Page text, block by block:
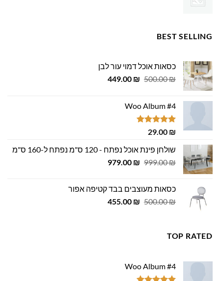
BEST SELLING
כסאות אוכל דמוי עור לבן
500.00₪
המחיר
500.00 ₪.
449.00 ₪
המחיר
Woo Album #4
דורג5.00
29.00 ₪
שולחן פינת אוכל נפתח - 120 ס"מ נפתח ל-160 ס"מ
999.00₪
המחיר
999.00 ₪.
979.00 ₪
המחיר
979.00 ₪.
כסאות מעוצבים בבד קטיפה אפור
500.00₪
המחיר
455.00 ₪
המחיר
TOP RATED
Woo Album #4